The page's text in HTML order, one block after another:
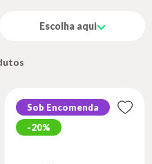
Escolha aqui
Sob Encomenda
20%